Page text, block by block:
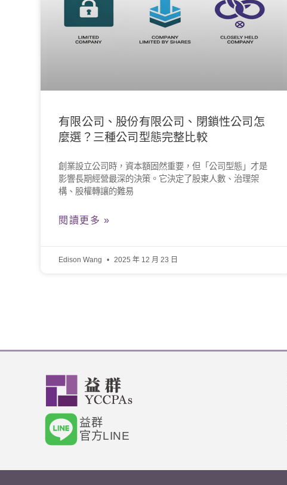
有限公司、股份有限公司、閉鎖性公司怎
麼選？三種公司型態完整比較
創業設立公司時，資本額固然重要，但「公司型態」才是
影響長期經營最深的決策。它決定了股東人數、治理架
構、股權轉讓的難易
閱讀更多 »
Edison Wang 2025 年 12 月 23 日
益群
官方LINE